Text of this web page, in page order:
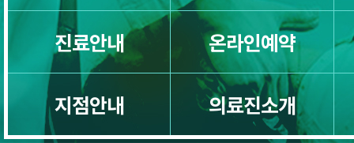
진료안내 온라인예약
지점안내 의료진소개